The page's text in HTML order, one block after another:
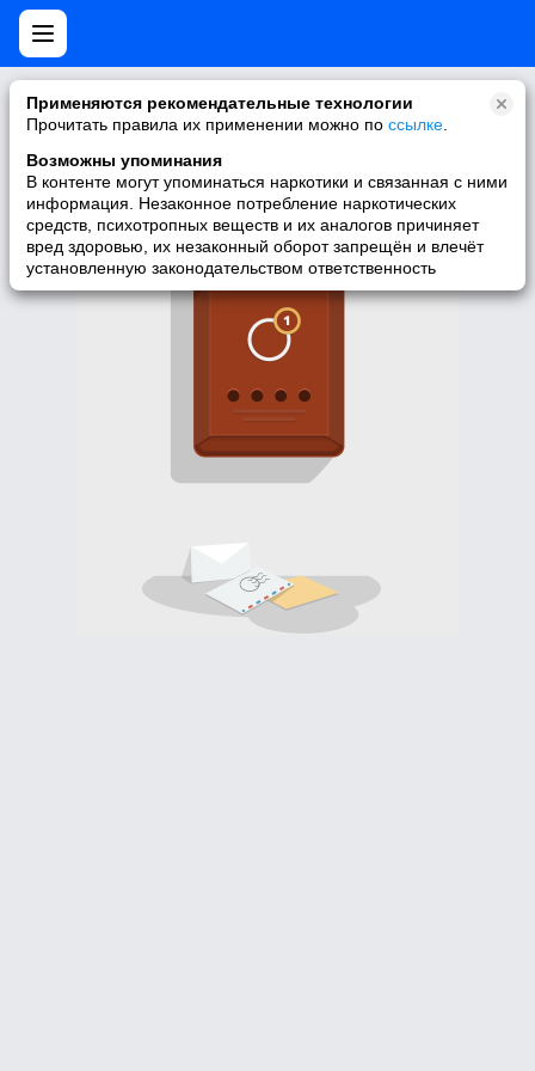
Применяются рекомендательные технологии
Прочитать правила их применении можно по ссылке
Возможны упоминания
В контенте могут упоминаться наркотики и связанная с ними
информация. Незаконное потребление наркотических
средств, психотропных веществ и их аналогов причиняет
вред здоровью, их незаконный оборот запрещён и влечёт
установленную законодательством ответственность
Нет мобильной версии
У запрашиваемой вами страницы нет версии для мобильных
версию Моего Мира.
Перейти на полную версию